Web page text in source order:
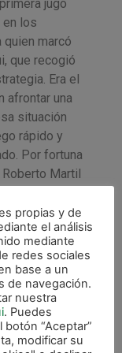
jugó
en los
marcó
que recogió
Era el
afrontar una
situación
rápido y
Por fortuna
Martil
abierto.
por el
eso dejaba el
marcar pero
34 se
primera
propias y de
el análisis
mediante
redes sociales
base a un
de navegación.
nuestra
. Puedes
“Aceptar”
modificar su